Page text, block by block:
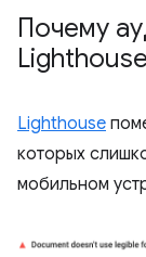
Почему
Lighthouse
которых
мобильном